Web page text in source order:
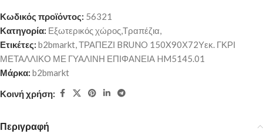
Κωδικός προϊόντος: 56321
Κατηγορία: Εξωτερικός χώρος,Τραπέζια,
Ετικέτες: b2bmarkt,ΤΡΑΠΕΖΙ BRUNO 150X90Χ72Υεκ. ΓΚΡΙ
ΜΕΤΑΛΛΙΚΟ ΜΕ ΓΥΑΛΙΝΗ ΕΠΙΦΑΝΕΙΑ HM5145.01
Μάρκα: b2bmarkt
Κοινή χρήση:
Περιγραφή